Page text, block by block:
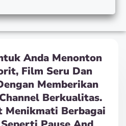
Anda Menonton
Film Seru Dan
Memberikan
Berkualitas.
Menikmati Berbagai